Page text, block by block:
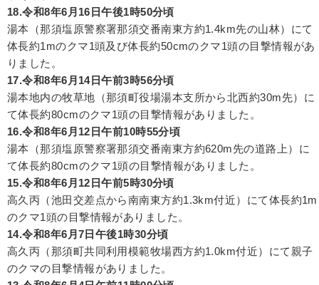
18.令和8年6月16日午後1時50分頃
湯本（那須塩原警察署那須交番南東方約1.4km先の山林）にて
体長約1mのクマ1頭及び体長約50cmのクマ1頭の目撃情報があ
りました。
17.令和8年6月14日午前3時56分頃
湯本地内の牧草地（那須町役場湯本支所から北西約30m先）に
て体長約80cmのクマ1頭の目撃情報がありました。
16.令和8年6月12日午前10時55分頃
湯本（那須塩原警察署那須交番南東方約620m先の道路上）に
て体長約80cmのクマ1頭の目撃情報がありました。
15.令和8年6月12日午前5時30分頃
高久丙（池田交差点から南南東方約1.3km付近）にて体長約1m
のクマ1頭の目撃情報がありました。
14.令和8年6月7日午後1時30分頃
高久丙（那須町共同利用模範牧場西方約1.0km付近）にて親子
のクマの目撃情報がありました。